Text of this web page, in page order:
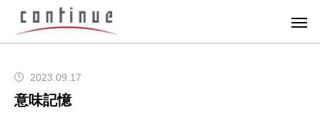
2023.09.17
意味記憶